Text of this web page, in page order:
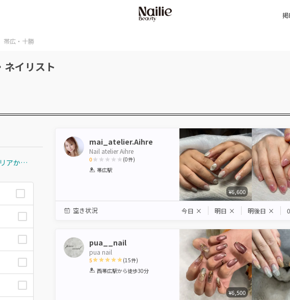
掲
帯広・十勝
イリスト
北海道・東北/北海道/エリアから選ぶ/帯広・十勝
mai_atelier.Aihre
Nail atelier Aihre
0
1 2 3 4
(0件)
帯広駅
¥6,600
空き状況 今日 × 明日 × 明後日 ×
pua__nail
pua nail
5
1 2 3 4 5
(15件)
西帯広駅から徒歩30分
¥6,500